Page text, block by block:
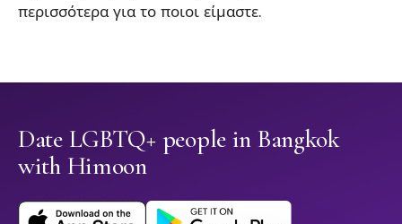
περισσότερα για το ποιοι είμαστε.
Date LGBTQ+ people in Bangkok
with Himoon